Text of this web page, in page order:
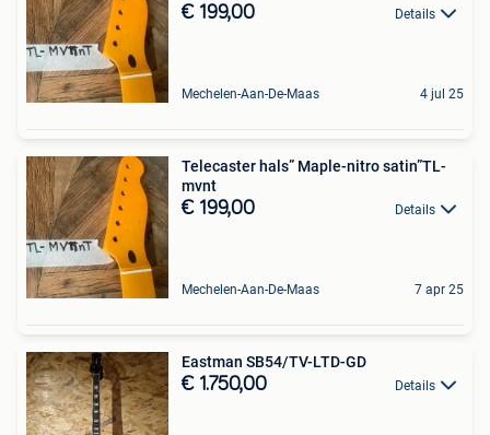
€ 199,00 Details
Mechelen-Aan-De-Maas 4 jul 25
Telecaster hals” Maple-nitro satin”TL-
mvnt
€ 199,00 Details
Mechelen-Aan-De-Maas 7 apr 25
Eastman SB54/TV-LTD-GD
€ 1.750,00 Details